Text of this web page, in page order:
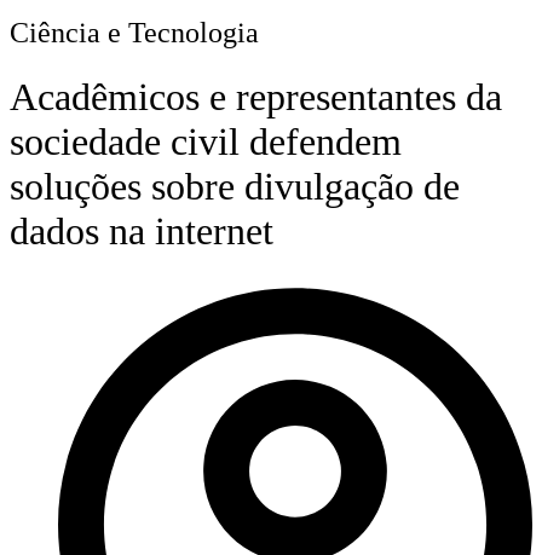
Ciência e Tecnologia
Acadêmicos e representantes da
sociedade civil defendem
soluções sobre divulgação de
dados na internet